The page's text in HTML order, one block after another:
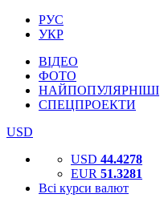
РУС
УКР
ВІДЕО
ФОТО
НАЙПОПУЛЯРНІШІ
СПЕЦПРОЕКТИ
USD
USD 44.4278
EUR 51.3281
Всі курси валют